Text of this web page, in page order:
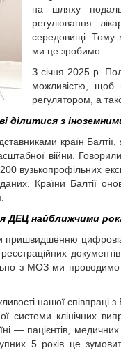
на шляху
регулювання
середовищі. Тому
ми це зробимо.
З січня 2025 р.
можливістю, щоб
регулятором, а
ділитися з
країн
війни.
вузькопрофільних
Країни Балтії
ДЕЦ найближчими
з МОЗ ми проводимо
нашої
системи клінічних
— пацієнтів,
5 років це